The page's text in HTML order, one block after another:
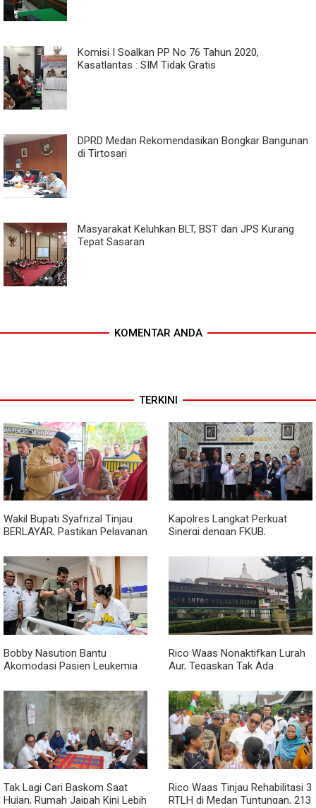
Komisi I Soalkan PP No 76 Tahun 2020,
Kasatlantas : SIM Tidak Gratis
DPRD Medan Rekomendasikan Bongkar Bangunan
di Tirtosari
Masyarakat Keluhkan BLT, BST dan JPS Kurang
Tepat Sasaran
KOMENTAR ANDA
TERKINI
Wakil Bupati Syafrizal Tinjau
BERLAYAR, Pastikan Pelayanan
Kapolres Langkat Perkuat
Sinergi dengan FKUB,
Pilar Menjaga Kamtibmas
Bobby Nasution Bantu
Akomodasi Pasien Leukemia
RSUD Thomsen
Rico Waas Nonaktifkan Lurah
Aur, Tegaskan Tak Ada
Wewenang
Tak Lagi Cari Baskom Saat
Hujan, Rumah Jaipah Kini Lebih
Rico Waas Tinjau Rehabilitasi 3
RTLH di Medan Tuntungan, 213